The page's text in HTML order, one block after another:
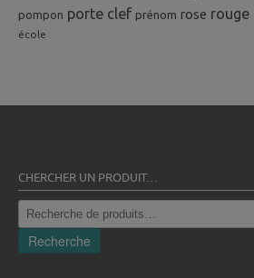
pompon porte clef prénom rose rouge
école
CHERCHER UN PRODUIT…
Recherche
pour :
Recherche